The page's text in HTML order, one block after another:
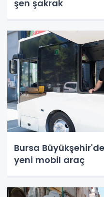
şen şakrak
Bursa
yeni mobil araç